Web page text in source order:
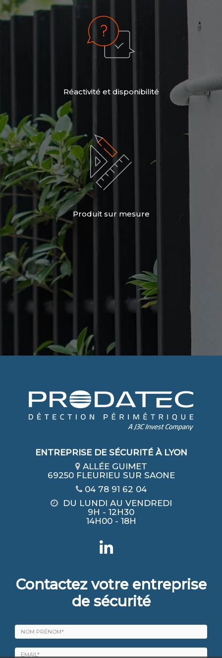
Réactivité et disponibilité
Produit sur mesure
ENTREPRISE DE SÉCURITÉ À LYON
ALLÉE GUIMET
69250 FLEURIEU SUR SAONE
04 78 91 62 04
DU LUNDI AU VENDREDI
9H - 12H30
14H00 - 18H
Contactez votre entreprise
de sécurité
Nom